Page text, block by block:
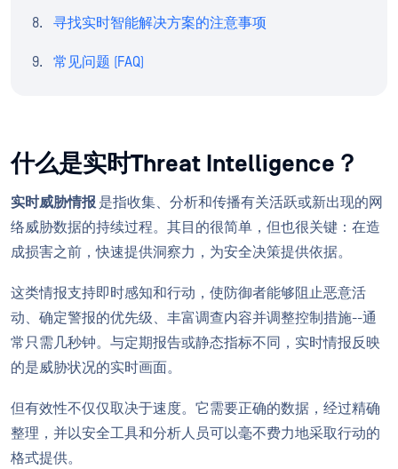
寻找实时智能解决方案的注意事项
常见问题 (FAQ)
什么是实时Threat Intelligence？
实时威胁情报 是指收集、分析和传播有关活跃或新出现的网
络威胁数据的持续过程。其目的很简单，但也很关键：在造
成损害之前，快速提供洞察力，为安全决策提供依据。
这类情报支持即时感知和行动，使防御者能够阻止恶意活
动、确定警报的优先级、丰富调查内容并调整控制措施--通
常只需几秒钟。与定期报告或静态指标不同，实时情报反映
的是威胁状况的实时画面。
但有效性不仅仅取决于速度。它需要正确的数据，经过精确
整理，并以安全工具和分析人员可以毫不费力地采取行动的
格式提供。